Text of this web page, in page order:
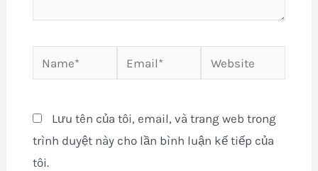
Email* Website
Lưu tên của tôi, email, và trang web trong
trình duyệt này cho lần bình luận kế tiếp của
tôi.